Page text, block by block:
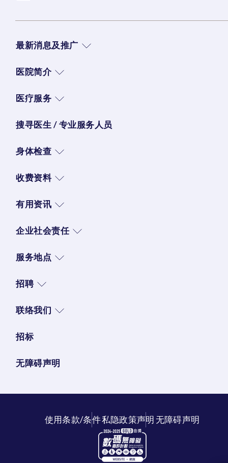
最新消息及推广
医院简介
医疗服务
搜寻医生 / 专业服务人员
身体检查
收费资料
有用资讯
企业社会责任
服务地点
招聘
联络我们
招标
无障碍声明
使用条款/条件私隐政策声明无障碍声明